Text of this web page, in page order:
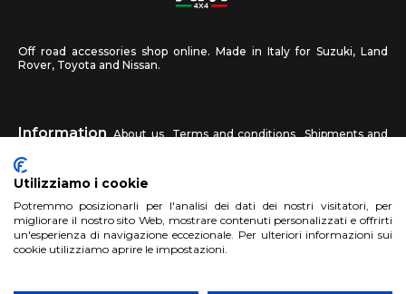
Off road accessories shop online. Made in Italy for Suzuki, Land
Rover, Toyota and Nissan.
Information About us Terms and conditions
Shipments and
returns
HM4X4 FAQ Affiliated workshop Send us a photo
Account Sign up
Utilizziamo i cookie
Potremmo posizionarli per l'analisi dei dati dei nostri visitatori, per
migliorare il nostro sito Web, mostrare contenuti personalizzati e offrirti
un'esperienza di navigazione eccezionale. Per ulteriori informazioni sui
cookie utilizziamo aprire le impostazioni.